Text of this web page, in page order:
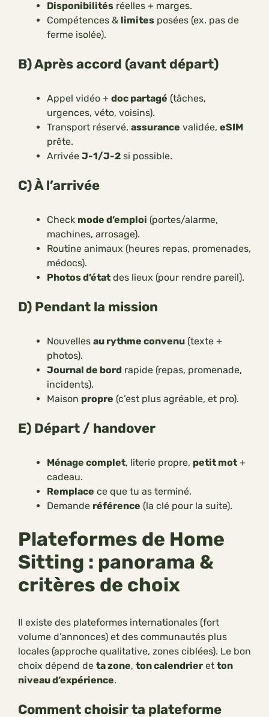
Disponibilités réelles + marges.
Compétences & limites posées (ex. pas de
ferme isolée).
B) Après accord (avant départ)
Appel vidéo + doc partagé (tâches,
urgences, véto, voisins).
Transport réservé, assurance validée, eSIM
prête.
Arrivée J-1/J-2 si possible.
C) À l’arrivée
Check mode d’emploi (portes/alarme,
machines, arrosage).
Routine animaux (heures repas, promenades,
médocs).
Photos d’état des lieux (pour rendre pareil).
D) Pendant la mission
Nouvelles au rythme convenu (texte +
photos).
Journal de bord rapide (repas, promenade,
incidents).
Maison propre (c’est plus agréable, et pro).
E) Départ / handover
Ménage complet, literie propre, petit mot +
cadeau.
Remplace ce que tu as terminé.
Demande référence (la clé pour la suite).
Plateformes de Home
Sitting : panorama &
critères de choix
Il existe des plateformes internationales (fort
volume d’annonces) et des communautés plus
locales (approche qualitative, zones ciblées). Le bon
choix dépend de ta zone, ton calendrier et ton
niveau d’expérience.
Comment choisir ta plateforme